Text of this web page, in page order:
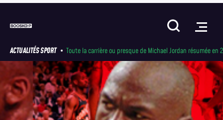
ACTUALITÉS SPORT Toute la carrière ou presque de Michael Jordan résumée en